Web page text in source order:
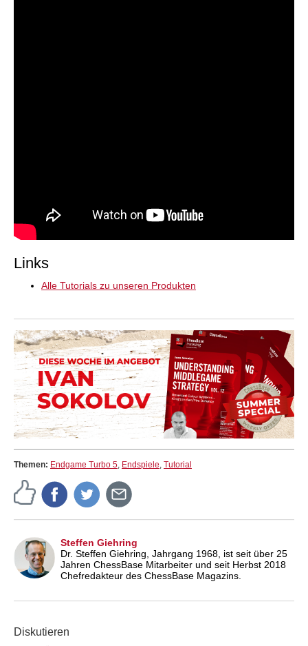
Links
Alle Tutorials zu unseren Produkten
Themen: Endgame Turbo 5 Endspiele Tutorial
Steffen Giehring
Dr. Steffen Giehring, Jahrgang 1968, ist seit über 25
Jahren ChessBase Mitarbeiter und seit Herbst 2018
Chefredakteur des ChessBase Magazins.
Diskutieren